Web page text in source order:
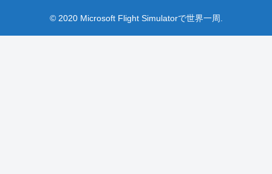
© 2020 Microsoft Flight Simulatorで世界一周.